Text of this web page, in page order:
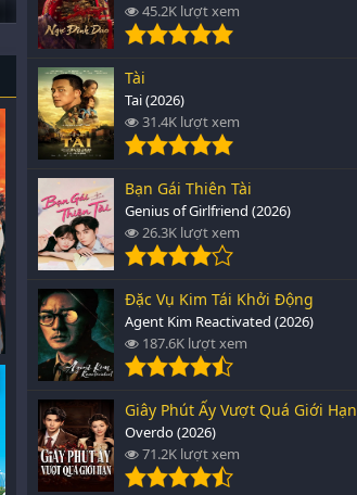
45.2K lượt xem
Tài
Tai (2026)
31.4K lượt xem
Bạn Gái Thiên Tài
Genius of Girlfriend (2026)
26.3K lượt xem
Đặc Vụ Kim Tái Khởi Động
Agent Kim Reactivated (2026)
187.6K lượt xem
Giây Phút Ấy Vượt Quá Giới Hạn
Overdo (2026)
71.2K lượt xem